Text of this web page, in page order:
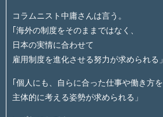
コラムニスト中庸さんは言う。
｢海外の制度をそのままではなく、
日本の実情に合わせて
雇用制度を進化させる努力が求められる」
｢個人にも、自らに合った仕事や働き方を
主体的に考える姿勢が求められる」